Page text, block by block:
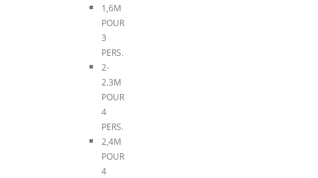
1,6M
POUR
3
PERS.
2-
2.3M
POUR
4
PERS.
2,4M
POUR
4